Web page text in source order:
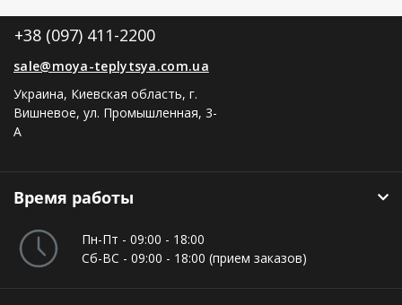
+38 (097) 411-2200
sale@moya-teplytsya.com.ua
Украина, Киевская область, г.
Вишневое, ул. Промышленная, 3-
А
Время работы
Пн-Пт - 09:00 - 18:00
Сб-ВС - 09:00 - 18:00 (прием заказов)